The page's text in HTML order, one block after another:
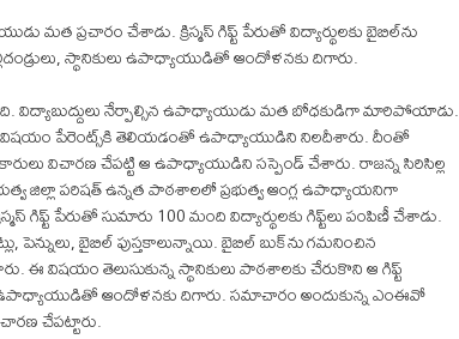
ప్రచారం చేశాడు. క్రిస్మస్ గిఫ్ట్ పేరుతో విద్యార్థులకు బైబిల్‌ను
స్థానికులు ఉపాధ్యాయుడితో ఆందోళనకు దిగారు.
విద్యాబుద్దులు నేర్పాల్సిన ఉపాధ్యాయుడు మత బోధకుడిగా మారిపోయాడు.
విషయం పేరెంట్స్‌కి తెలియడంతో ఉపాధ్యాయుడిని నిలదీశారు. దీంతో
విచారణ చేపట్టి ఆ ఉపాధ్యాయుడిని సస్పెండ్ చేశారు. రాజన్న సిరిసిల్ల
జిల్లా పరిషత్ ఉన్నత పాఠశాలలో ప్రభుత్వ ఆంగ్ల ఉపాధ్యాయనిగా
గిఫ్ట్ పేరుతో సుమారు 100 మంది విద్యార్థులకు గిఫ్ట్‌లు పంపిణీ చేశాడు.
పెన్నులు, బైబిల్ పుస్తకాలున్నాయి. బైబిల్ బుక్‌ను గమనించిన
ఈ విషయం తెలుసుకున్న స్థానికులు పాఠశాలకు చేరుకొని ఆ గిఫ్ట్
ఉపాధ్యాయుడితో ఆందోళనకు దిగారు. సమాచారం అందుకున్న ఎంఈవో
చేపట్టారు.